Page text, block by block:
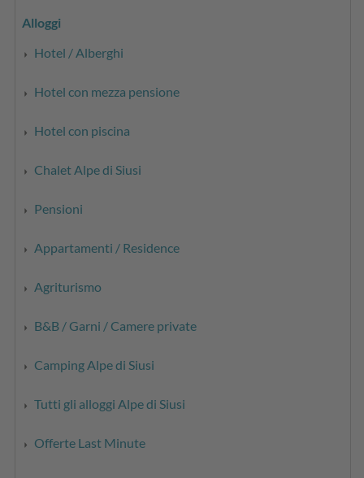
Alloggi
Hotel / Alberghi
Hotel con mezza pensione
Hotel con piscina
Chalet Alpe di Siusi
Pensioni
Appartamenti / Residence
Agriturismo
B&B / Garni / Camere private
Camping Alpe di Siusi
Tutti gli alloggi Alpe di Siusi
Offerte Last Minute